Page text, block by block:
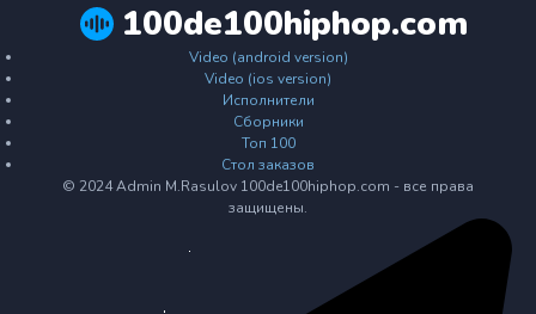
100de100hiphop.com
Video (android version)
Video (ios version)
Исполнители
Сборники
Топ 100
Стол заказов
© 2024 Admin M.Rasulov 100de100hiphop.com - все права
защищены.